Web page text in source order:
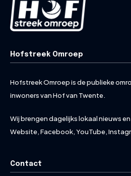
Hofstreek Omroep
Hofstreek Omroep is de publieke
inwoners van Hof van Twente.
Wij brengen dagelijks lokaal nieuws
Website, Facebook, YouTube,
Contact